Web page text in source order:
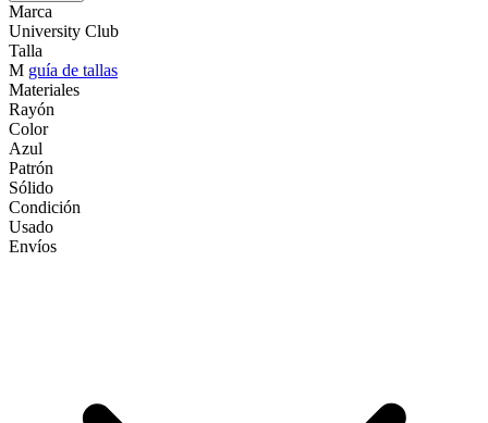
Marca
University Club
Talla
M guía de tallas
Materiales
Rayón
Color
Azul
Patrón
Sólido
Condición
Usado
Envíos